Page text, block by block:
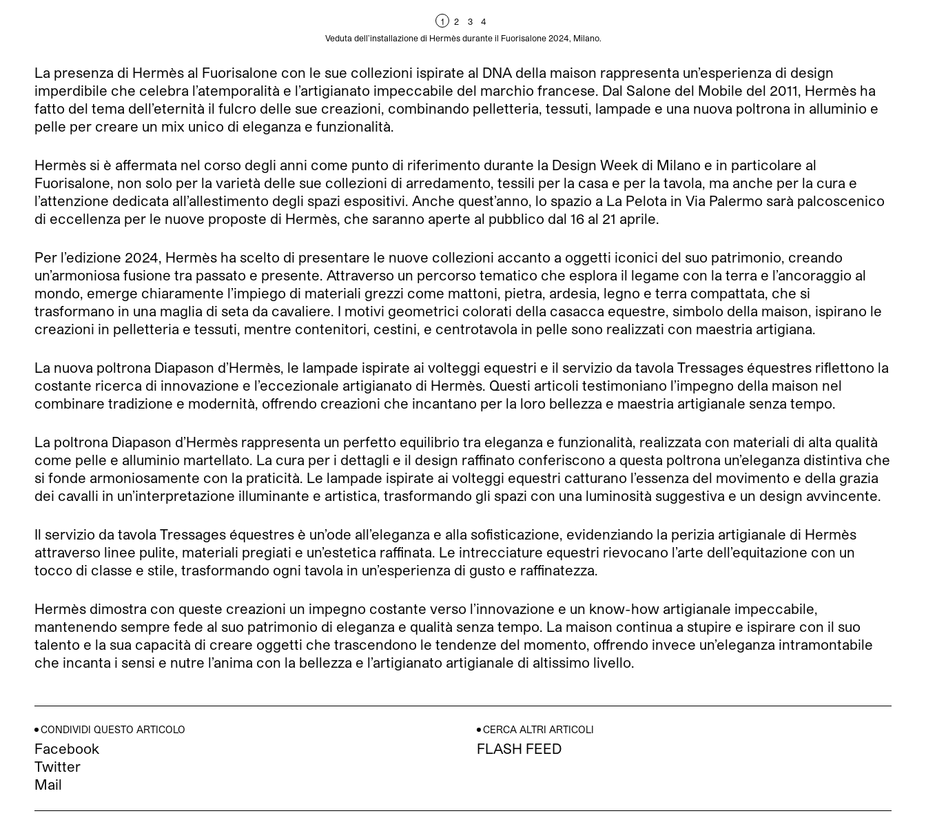
1 2 3
4
Veduta dell’installazione di Hermès durante il Fuorisalone 2024, Milano.
La presenza di Hermès al Fuorisalone con le sue collezioni ispirate al DNA della maison rappresenta un’esperienza di design
imperdibile che celebra l’atemporalità e l’artigianato impeccabile del marchio francese. Dal Salone del Mobile del 2011, Hermès ha
fatto del tema dell’eternità il fulcro delle sue creazioni, combinando pelletteria, tessuti, lampade e una nuova poltrona in alluminio e
pelle per creare un mix unico di eleganza e funzionalità.
Hermès si è affermata nel corso degli anni come punto di riferimento durante la Design Week di Milano e in particolare al
Fuorisalone, non solo per la varietà delle sue collezioni di arredamento, tessili per la casa e per la tavola, ma anche per la cura e
l’attenzione dedicata all’allestimento degli spazi espositivi. Anche quest’anno, lo spazio a La Pelota in Via Palermo sarà palcoscenico
di eccellenza per le nuove proposte di Hermès, che saranno aperte al pubblico dal 16 al 21 aprile.
Per l’edizione 2024, Hermès ha scelto di presentare le nuove collezioni accanto a oggetti iconici del suo patrimonio, creando
un’armoniosa fusione tra passato e presente. Attraverso un percorso tematico che esplora il legame con la terra e l’ancoraggio al
mondo, emerge chiaramente l’impiego di materiali grezzi come mattoni, pietra, ardesia, legno e terra compattata, che si
trasformano in una maglia di seta da cavaliere. I motivi geometrici colorati della casacca equestre, simbolo della maison, ispirano le
creazioni in pelletteria e tessuti, mentre contenitori, cestini, e centrotavola in pelle sono realizzati con maestria artigiana.
La nuova poltrona Diapason d’Hermès, le lampade ispirate ai volteggi equestri e il servizio da tavola Tressages équestres riflettono la
costante ricerca di innovazione e l’eccezionale artigianato di Hermès. Questi articoli testimoniano l’impegno della maison nel
combinare tradizione e modernità, offrendo creazioni che incantano per la loro bellezza e maestria artigianale senza tempo.
La poltrona Diapason d’Hermès rappresenta un perfetto equilibrio tra eleganza e funzionalità, realizzata con materiali di alta qualità
come pelle e alluminio martellato. La cura per i dettagli e il design raffinato conferiscono a questa poltrona un’eleganza distintiva che
si fonde armoniosamente con la praticità. Le lampade ispirate ai volteggi equestri catturano l’essenza del movimento e della grazia
dei cavalli in un’interpretazione illuminante e artistica, trasformando gli spazi con una luminosità suggestiva e un design avvincente.
Il servizio da tavola Tressages équestres è un’ode all’eleganza e alla sofisticazione, evidenziando la perizia artigianale di Hermès
attraverso linee pulite, materiali pregiati e un’estetica raffinata. Le intrecciature equestri rievocano l’arte dell’equitazione con un
tocco di classe e stile, trasformando ogni tavola in un’esperienza di gusto e raffinatezza.
Hermès dimostra con queste creazioni un impegno costante verso l’innovazione e un know-how artigianale impeccabile,
mantenendo sempre fede al suo patrimonio di eleganza e qualità senza tempo. La maison continua a stupire e ispirare con il suo
talento e la sua capacità di creare oggetti che trascendono le tendenze del momento, offrendo invece un’eleganza intramontabile
che incanta i sensi e nutre l’anima con la bellezza e l’artigianato artigianale di altissimo livello.
CONDIVIDI QUESTO ARTICOLO
Facebook
Twitter
Mail
CERCA ALTRI ARTICOLI
FLASH FEED